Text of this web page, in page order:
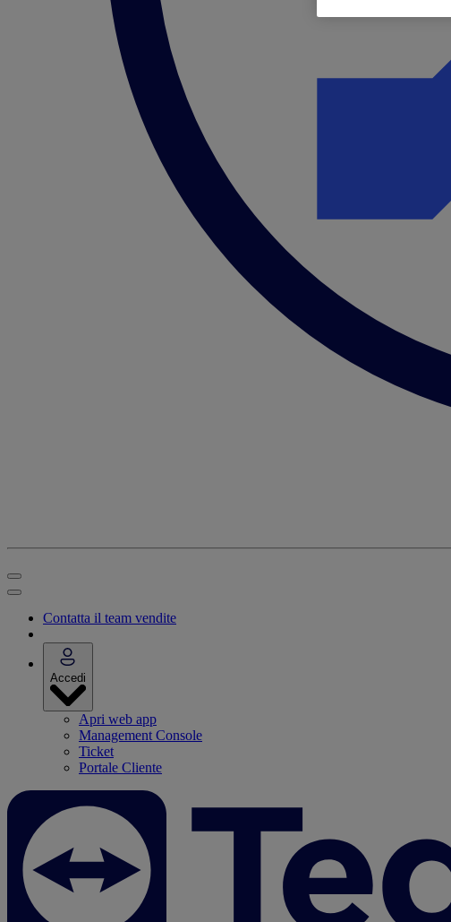
Contatta il team vendite
Accedi
Apri web app
Management Console
Ticket
Portale Cliente